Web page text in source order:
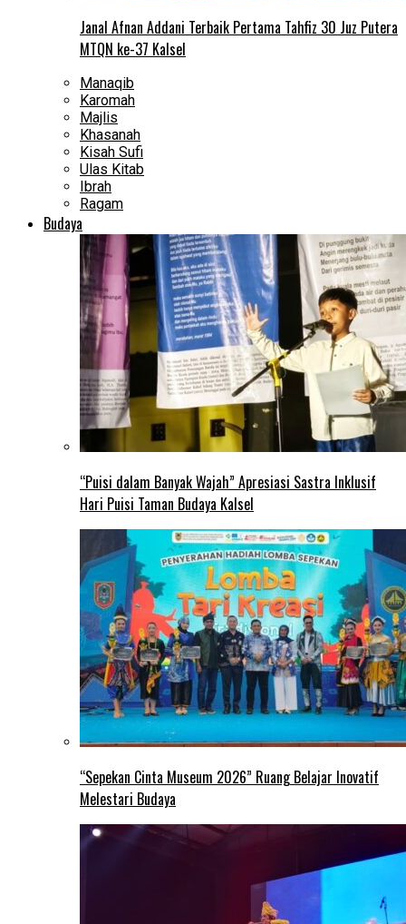
Janal Afnan Addani Terbaik Pertama Tahfiz 30 Juz Putera
MTQN ke-37 Kalsel
Manaqib
Karomah
Majlis
Khasanah
Kisah Sufi
Ulas Kitab
Ibrah
Ragam
Budaya
“Puisi dalam Banyak Wajah” Apresiasi Sastra Inklusif
Hari Puisi Taman Budaya Kalsel
“Sepekan Cinta Museum 2026” Ruang Belajar Inovatif
Melestari Budaya